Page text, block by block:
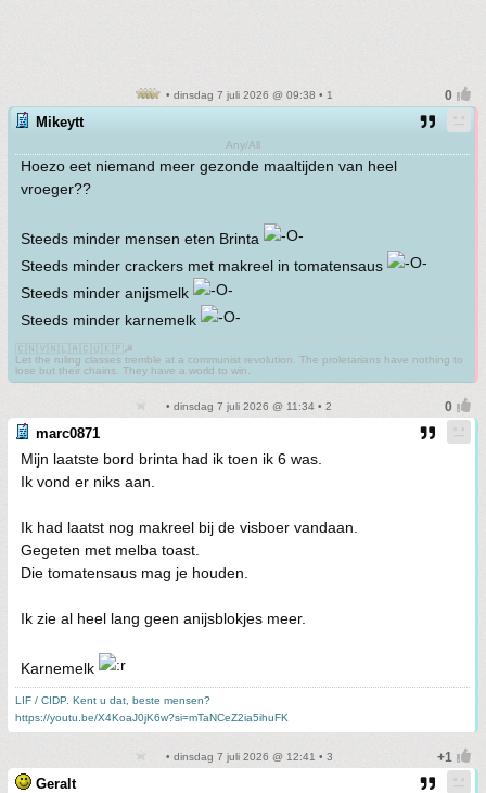
• dinsdag 7 juli 2026 @ 09:38 • 1
Mikeytt
Any/All
Hoezo eet niemand meer gezonde maaltijden van heel
vroeger??
Steeds minder mensen eten Brinta
Steeds minder crackers met makreel in tomatensaus
Steeds minder anijsmelk
Steeds minder karnemelk
🇨🇳🇻🇳🇱🇦🇨🇺🇰🇵☭
Let the ruling classes tremble at a communist revolution. The proletarians have nothing to
lose but their chains. They have a world to win.
• dinsdag 7 juli 2026 @ 11:34 • 2
marc0871
Mijn laatste bord brinta had ik toen ik 6 was.
Ik vond er niks aan.
Ik had laatst nog makreel bij de visboer vandaan.
Gegeten met melba toast.
Die tomatensaus mag je houden.
Ik zie al heel lang geen anijsblokjes meer.
Karnemelk
LIF / CIDP. Kent u dat, beste mensen?
https://youtu.be/X4KoaJ0jK6w?si=mTaNCeZ2ia5ihuFK
• dinsdag 7 juli 2026 @ 12:41 • 3
Geralt